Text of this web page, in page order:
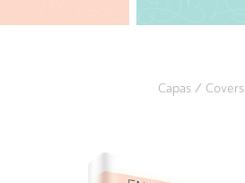
Capas / Covers